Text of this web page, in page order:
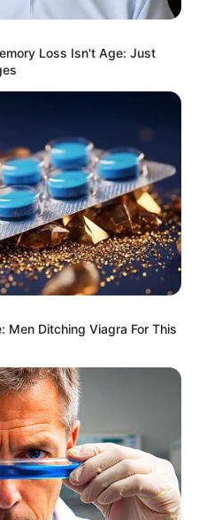
Loss Isn't Age: Just
Men Ditching Viagra For This